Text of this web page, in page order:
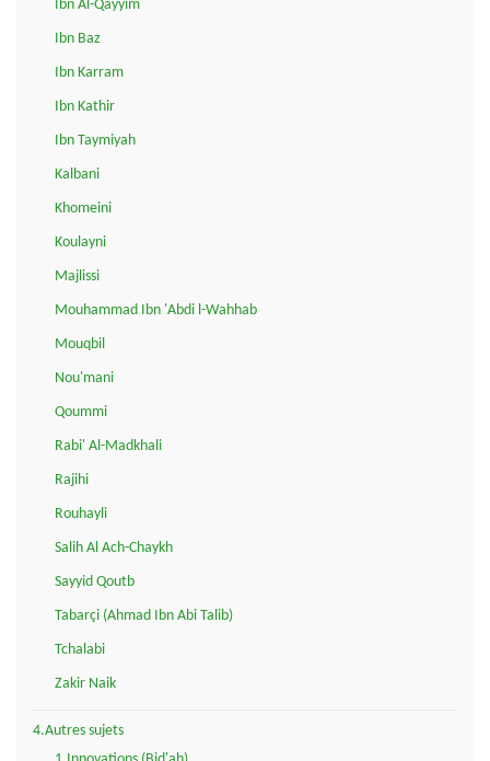
Ibn Al-Qayyim
Ibn Baz
Ibn Karram
Ibn Kathir
Ibn Taymiyah
Kalbani
Khomeini
Koulayni
Majlissi
Mouhammad Ibn 'Abdi l-Wahhab
Mouqbil
Nou'mani
Qoummi
Rabi' Al-Madkhali
Rajihi
Rouhayli
Salih Al Ach-Chaykh
Sayyid Qoutb
Tabarçi (Ahmad Ibn Abi Talib)
Tchalabi
Zakir Naik
4.Autres sujets